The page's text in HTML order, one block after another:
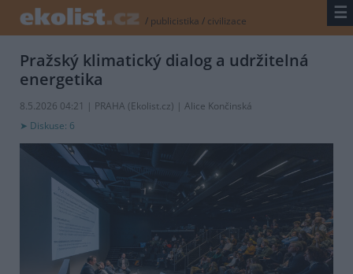
/ publicistika / civilizace ☰
Pražský klimatický dialog a udržitelná
energetika
8.5.2026 04:21 | PRAHA (Ekolist.cz) | Alice Končinská
Diskuse: 6